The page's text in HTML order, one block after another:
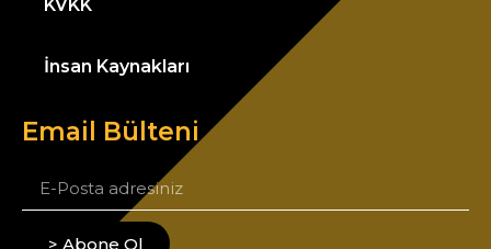
KVKK
İnsan Kaynakları
Email Bülteni
> Abone Ol